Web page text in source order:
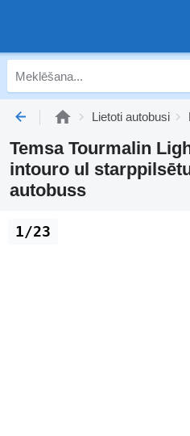
Lietoti autobusi
Temsa Tourmalin
intouro ul
autobuss
1/23